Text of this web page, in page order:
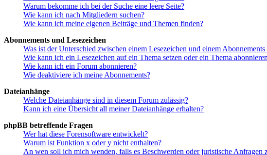
Warum bekomme ich bei der Suche eine leere Seite?
Wie kann ich nach Mitgliedern suchen?
Wie kann ich meine eigenen Beiträge und Themen finden?
Abonnements und Lesezeichen
Was ist der Unterschied zwischen einem Lesezeichen und einem
Wie kann ich ein Lesezeichen auf ein Thema setzen oder ein Thema
Wie kann ich ein Forum abonnieren?
Wie deaktiviere ich meine Abonnements?
Dateianhänge
Welche Dateianhänge sind in diesem Forum zulässig?
Kann ich eine Übersicht all meiner Dateianhänge erhalten?
phpBB betreffende Fragen
Wer hat diese Forensoftware entwickelt?
Warum ist Funktion x oder y nicht enthalten?
An wen soll ich mich wenden, falls es Beschwerden oder juristische Anfragen